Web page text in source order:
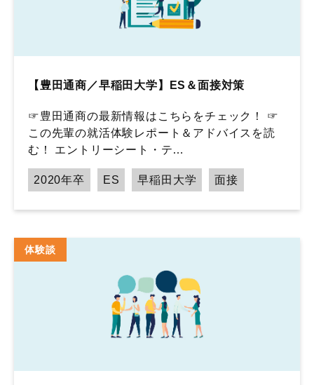
【豊田通商／早稲田大学】ES＆面接対策
☞豊田通商の最新情報はこちらをチェック！ ☞
この先輩の就活体験レポート＆アドバイスを読
む！ エントリーシート・テ…
2020年卒 ES 早稲田大学 面接
体験談